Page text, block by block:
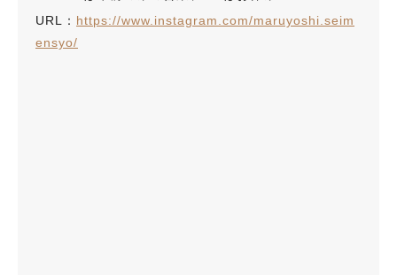
URL： https://www.instagram.com/maruyoshi.seim
ensyo/